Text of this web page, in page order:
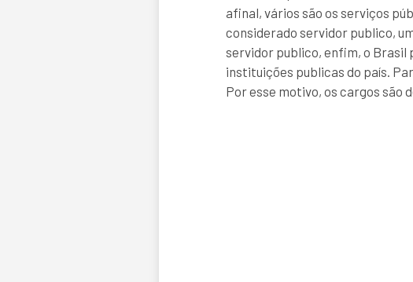
afinal, vários são os serviços
considerado servidor publico,
servidor publico, enfim, o Brasil
instituições publicas do país.
Por esse motivo, os cargos são